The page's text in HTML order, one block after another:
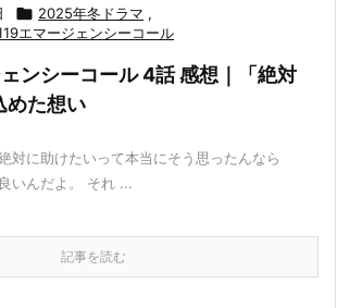
 2025年冬ドラマ ,
エマージェンシーコール
ンシーコール 4話 感想｜「絶対
めた想い
対に助けたいって本当にそう思ったんなら
いんだよ。 それ ...
記事を読む